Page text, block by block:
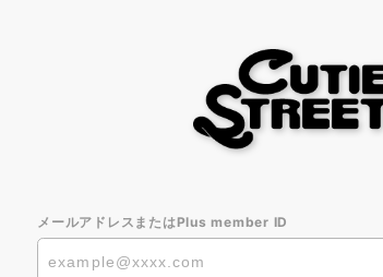
メールアドレスまたはPlus member ID